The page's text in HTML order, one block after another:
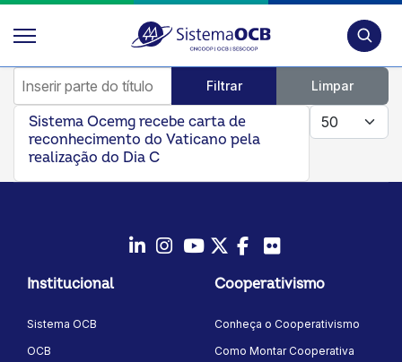
Inserir parte do título
Filtrar Limpar
Mostrar #
Sistema Ocemg recebe carta de
reconhecimento do Vaticano pela
realização do Dia C
Instagram
YoutubeTwitter/X
Facebook
Institucional
Sistema OCB
OCB
Cooperativismo
Conheça o Cooperativismo
Como Montar Cooperativa